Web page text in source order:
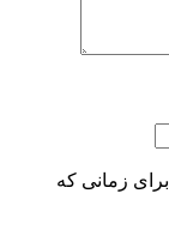
زمانی که